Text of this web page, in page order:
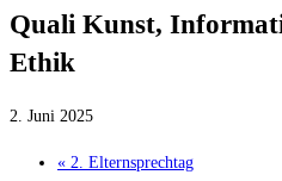
Quali Kunst,
Ethik
2. Juni 2025
« 2. Elternsprechtag